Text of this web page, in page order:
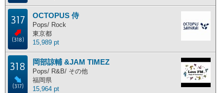
317
(318)
OCTOPUS 侍
Pops/ Rock
東京都
15,989 pt
318
(317)
岡部諒輔 &JAM TIMEZ
Pops/ R&B/ その他
福岡県
15,964 pt